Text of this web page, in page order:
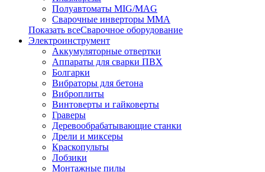
Полуавтоматы MIG/MAG
Сварочные инверторы ММА
Показать всеСварочное оборудование
Электроинструмент
Аккумуляторные отвертки
Аппараты для сварки ПВХ
Болгарки
Вибраторы для бетона
Виброплиты
Винтоверты и гайковерты
Граверы
Деревообрабатывающие станки
Дрели и миксеры
Краскопульты
Лобзики
Монтажные пилы